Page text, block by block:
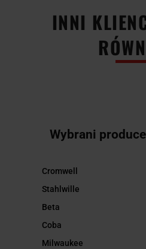
INNI
Wybrani
Cromwell
Stahlwille
Beta
Coba
Milwaukee